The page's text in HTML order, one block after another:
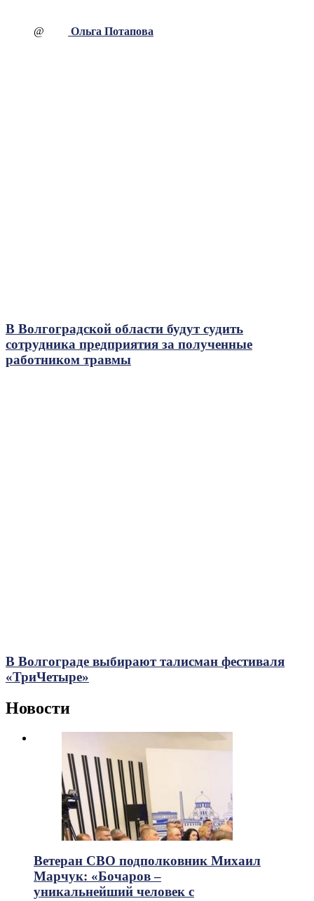
@ Ольга Потапова
В Волгоградской области будут судить
сотрудника предприятия за полученные
работником травмы
В Волгограде выбирают талисман фестиваля
«ТриЧетыре»
Новости
Ветеран СВО подполковник Михаил
Марчук: «Бочаров –
уникальнейший человек с